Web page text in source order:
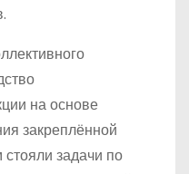
на основе
закреплённой
задачи по